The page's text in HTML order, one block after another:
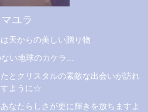
マユラ
天からの美しい贈り物
い地球のカケラ...
とクリスタルの素敵な出会いが訪れ
すように☆
なたらしさが更に輝きを放ちますよ